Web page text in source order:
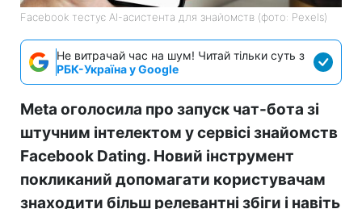
Facebook тестує AI-асистента для знайомств (фото: Pexels)
Не витрачай час на шум! Читай тільки суть з
РБК-Україна у Google
Meta оголосила про запуск чат-бота зі
штучним інтелектом у сервісі знайомств
Facebook Dating. Новий інструмент
покликаний допомагати користувачам
знаходити більш релевантні збіги і навіть